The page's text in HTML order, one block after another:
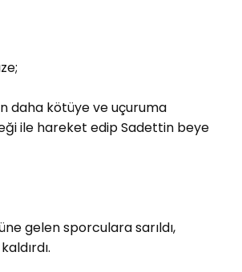
daha kötüye ve uçuruma
ile hareket edip Sadettin beye
gelen sporculara sarıldı,